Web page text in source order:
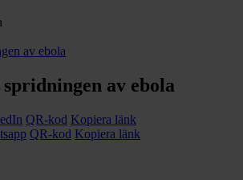
av ebola
av ebola
QR-kod Kopiera länk
QR-kod Kopiera länk